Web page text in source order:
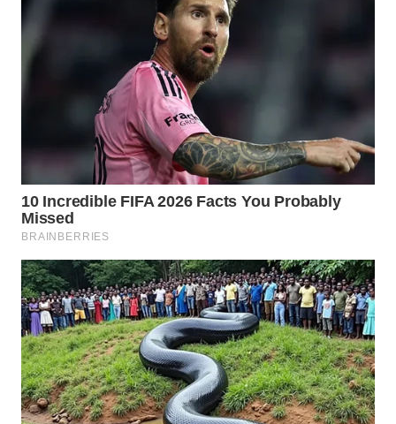
BOROBUDUR
WN
MADURA
WN
SURABAYA
WN
NATUNA